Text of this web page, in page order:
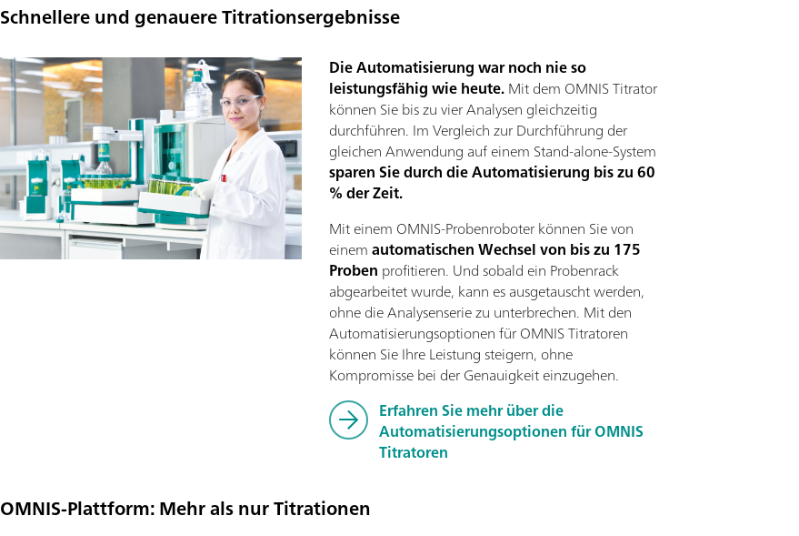
Schnellere und genauere Titrationsergebnisse
Die Automatisierung war noch nie so
leistungsfähig wie heute.Mit dem OMNIS Titrator
können Sie bis zu vier Analysen gleichzeitig
durchführen. Im Vergleich zur Durchführung der
gleichen Anwendung auf einem Stand-alone-System
sparen Sie durch die Automatisierung bis zu 60
% der Zeit.
Mit einem OMNIS-Probenroboter können Sie von
einemautomatischen Wechsel von bis zu 175
Proben profitieren. Und sobald ein Probenrack
abgearbeitet wurde, kann es ausgetauscht werden,
ohne die Analysenserie zu unterbrechen. Mit den
Automatisierungsoptionen für OMNIS Titratoren
können Sie Ihre Leistung steigern, ohne
Kompromisse bei der Genauigkeit einzugehen.
Erfahren Sie mehr über die
Automatisierungsoptionen für OMNIS
Titratoren
OMNIS-Plattform: Mehr als nur Titrationen